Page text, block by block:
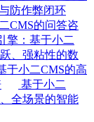
防作弊闭环
CMS的问答咨
擎：基于小二
、强粘性的数
于小二CMS的高
基于小二
全场景的智能